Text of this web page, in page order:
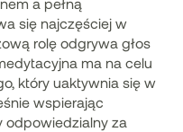
się najczęściej w
rolę odgrywa głos
ma na celu
który uaktywnia się w
wspierając
odpowiedzialny za